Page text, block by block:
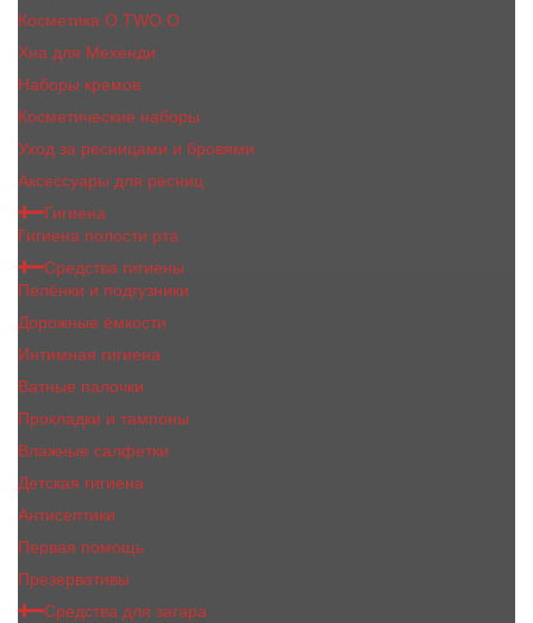
Косметика O.TWO.O
Хна для Мехенди
Наборы кремов
Косметические наборы
Уход за ресницами и бровями
Аксессуары для ресниц
Гигиена
Гигиена полости рта
Средства гигиены
Пелёнки и подгузники
Дорожные ёмкости
Интимная гигиена
Ватные палочки
Прокладки и тампоны
Влажные салфетки
Детская гигиена
Антисептики
Первая помощь
Презервативы
Средства для загара